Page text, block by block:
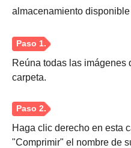
Paso 1.
Paso 2.
almacenamiento
Reúna todas las imágenes
carpeta.
Haga clic derecho en esta
"Comprimir" el nombre de